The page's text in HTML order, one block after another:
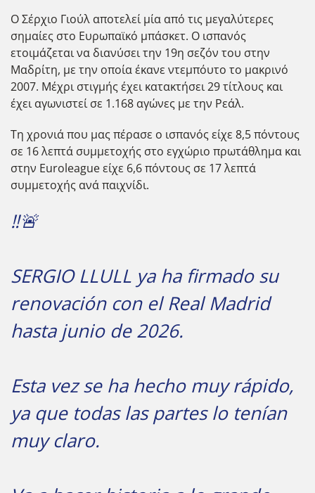
Ο Σέρχιο Γιούλ αποτελεί μία από τις μεγαλύτερες
σημαίες στο Ευρωπαϊκό μπάσκετ. Ο ισπανός
ετοιμάζεται να διανύσει την 19η σεζόν του στην
Μαδρίτη, με την οποία έκανε ντεμπόυτο το μακρινό
2007. Μέχρι στιγμής έχει κατακτήσει 29 τίτλους και
έχει αγωνιστεί σε 1.168 αγώνες με την Ρεάλ.
Τη χρονιά που μας πέρασε ο ισπανός είχε 8,5 πόντους
σε 16 λεπτά συμμετοχής στο εγχώριο πρωτάθλημα και
στην Euroleague είχε 6,6 πόντους σε 17 λεπτά
συμμετοχής ανά παιχνίδι.
‼️🚨
SERGIO LLULL ya ha firmado su
renovación con el Real Madrid
hasta junio de 2026.
Esta vez se ha hecho muy rápido,
ya que todas las partes lo tenían
muy claro.